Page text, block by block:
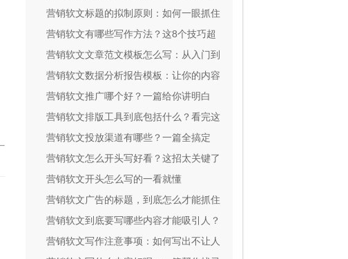
懂了
营销软文标题的拟制原则：如何一眼抓住
人心
营销软文有哪些写作方法？这8个技巧超
实用
营销软文文章范文模板怎么写：从入门到
精通
营销软文数据分析报告模板：让你的内容
效果一目了然
营销软文推广哪个好？一篇给你讲明白
营销软文排版工具到底包括什么？看完这
篇就全懂了
营销软文投放渠道有哪些？一篇全搞定
营销软文怎么开头写好看？这招太关键了
营销软文开头怎么写的一看就懂
营销软文广告的标题，到底怎么才能抓住
人心？
营销软文到底要写哪些内容才能吸引人？
营销软文写作注意事项：如何写出不让人